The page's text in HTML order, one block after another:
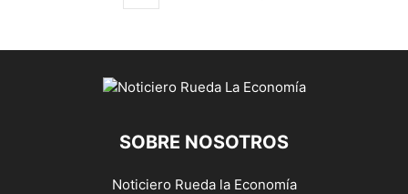
SOBRE NOSOTROS
Noticiero Rueda la Economía